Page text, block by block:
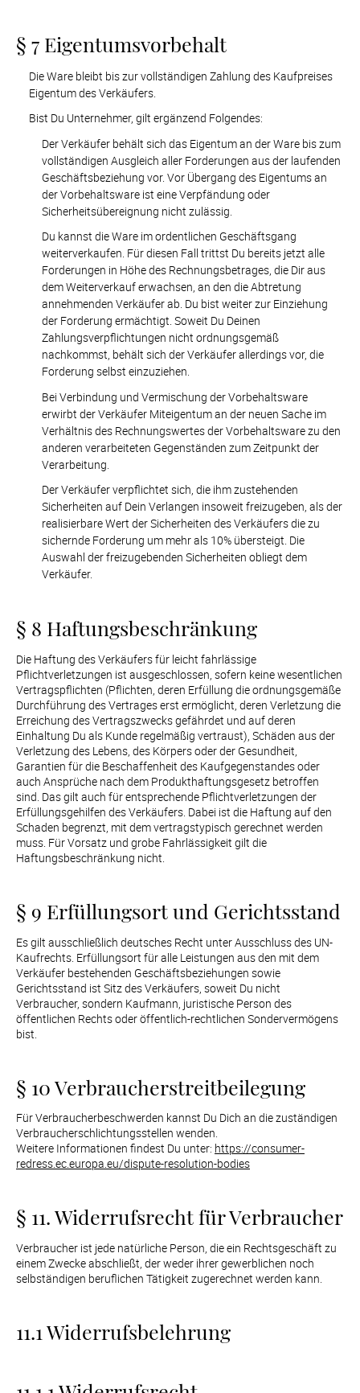
§ 7 Eigentumsvorbehalt
Die Ware bleibt bis zur vollständigen Zahlung des Kaufpreises
Eigentum des Verkäufers.
Bist Du Unternehmer, gilt ergänzend Folgendes:
Der Verkäufer behält sich das Eigentum an der Ware bis zum
vollständigen Ausgleich aller Forderungen aus der laufenden
Geschäftsbeziehung vor. Vor Übergang des Eigentums an
der Vorbehaltsware ist eine Verpfändung oder
Sicherheitsübereignung nicht zulässig.
Du kannst die Ware im ordentlichen Geschäftsgang
weiterverkaufen. Für diesen Fall trittst Du bereits jetzt alle
Forderungen in Höhe des Rechnungsbetrages, die Dir aus
dem Weiterverkauf erwachsen, an den die Abtretung
annehmenden Verkäufer ab. Du bist weiter zur Einziehung
der Forderung ermächtigt. Soweit Du Deinen
Zahlungsverpflichtungen nicht ordnungsgemäß
nachkommst, behält sich der Verkäufer allerdings vor, die
Forderung selbst einzuziehen.
Bei Verbindung und Vermischung der Vorbehaltsware
erwirbt der Verkäufer Miteigentum an der neuen Sache im
Verhältnis des Rechnungswertes der Vorbehaltsware zu den
anderen verarbeiteten Gegenständen zum Zeitpunkt der
Verarbeitung.
Der Verkäufer verpflichtet sich, die ihm zustehenden
Sicherheiten auf Dein Verlangen insoweit freizugeben, als der
realisierbare Wert der Sicherheiten des Verkäufers die zu
sichernde Forderung um mehr als 10% übersteigt. Die
Auswahl der freizugebenden Sicherheiten obliegt dem
Verkäufer.
§ 8 Haftungsbeschränkung
Die Haftung des Verkäufers für leicht fahrlässige
Pflichtverletzungen ist ausgeschlossen, sofern keine wesentlichen
Vertragspflichten (Pflichten, deren Erfüllung die ordnungsgemäße
Durchführung des Vertrages erst ermöglicht, deren Verletzung die
Erreichung des Vertragszwecks gefährdet und auf deren
Einhaltung Du als Kunde regelmäßig vertraust), Schäden aus der
Verletzung des Lebens, des Körpers oder der Gesundheit,
Garantien für die Beschaffenheit des Kaufgegenstandes oder
auch Ansprüche nach dem Produkthaftungsgesetz betroffen
sind. Das gilt auch für entsprechende Pflichtverletzungen der
Erfüllungsgehilfen des Verkäufers. Dabei ist die Haftung auf den
Schaden begrenzt, mit dem vertragstypisch gerechnet werden
muss. Für Vorsatz und grobe Fahrlässigkeit gilt die
Haftungsbeschränkung nicht.
§ 9 Erfüllungsort und Gerichtsstand
Es gilt ausschließlich deutsches Recht unter Ausschluss des UN-
Kaufrechts. Erfüllungsort für alle Leistungen aus den mit dem
Verkäufer bestehenden Geschäftsbeziehungen sowie
Gerichtsstand ist Sitz des Verkäufers, soweit Du nicht
Verbraucher, sondern Kaufmann, juristische Person des
öffentlichen Rechts oder öffentlich-rechtlichen Sondervermögens
bist.
§ 10 Verbraucherstreitbeilegung
Für Verbraucherbeschwerden kannst Du Dich an die zuständigen
Verbraucherschlichtungsstellen wenden.
Weitere Informationen findest Du unter: https://consumer-
redress.ec.europa.eu/dispute-resolution-bodies
§ 11. Widerrufsrecht für Verbraucher
Verbraucher ist jede natürliche Person, die ein Rechtsgeschäft zu
einem Zwecke abschließt, der weder ihrer gewerblichen noch
selbständigen beruflichen Tätigkeit zugerechnet werden kann.
11.1 Widerrufsbelehrung